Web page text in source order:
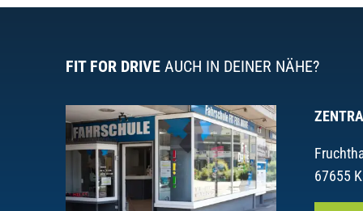
FIT FOR DRIVE AUCH IN DEINER NÄHE?
67655